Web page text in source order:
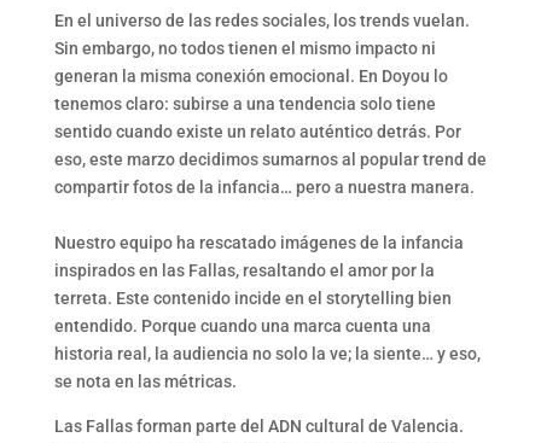
En el universo de las redes sociales, los trends vuelan.
Sin embargo, no todos tienen el mismo impacto ni
generan la misma conexión emocional. En Doyou lo
tenemos claro: subirse a una tendencia solo tiene
sentido cuando existe un relato auténtico detrás. Por
eso, este marzo decidimos sumarnos al popular trend de
compartir fotos de la infancia… pero a nuestra manera.
Nuestro equipo ha rescatado imágenes de la infancia
inspirados en las Fallas, resaltando el amor por la
terreta. Este contenido incide en el storytelling bien
entendido. Porque cuando una marca cuenta una
historia real, la audiencia no solo la ve; la siente… y eso,
se nota en las métricas.
Las Fallas forman parte del ADN cultural de Valencia.